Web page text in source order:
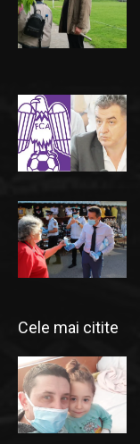
Cele mai citite